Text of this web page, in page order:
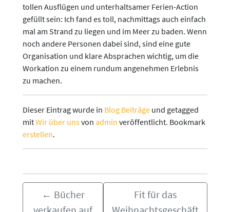
tollen Ausflügen und unterhaltsamer Ferien-Action
gefüllt sein: Ich fand es toll, nachmittags auch einfach
mal am Strand zu liegen und im Meer zu baden. Wenn
noch andere Personen dabei sind, sind eine gute
Organisation und klare Absprachen wichtig, um die
Workation zu einem rundum angenehmen Erlebnis
zu machen.
Dieser Eintrag wurde in Blog Beiträge und getagged
mitWir über unsvon admin veröffentlicht. Bookmark
erstellen.
← Bücher
Fit für das